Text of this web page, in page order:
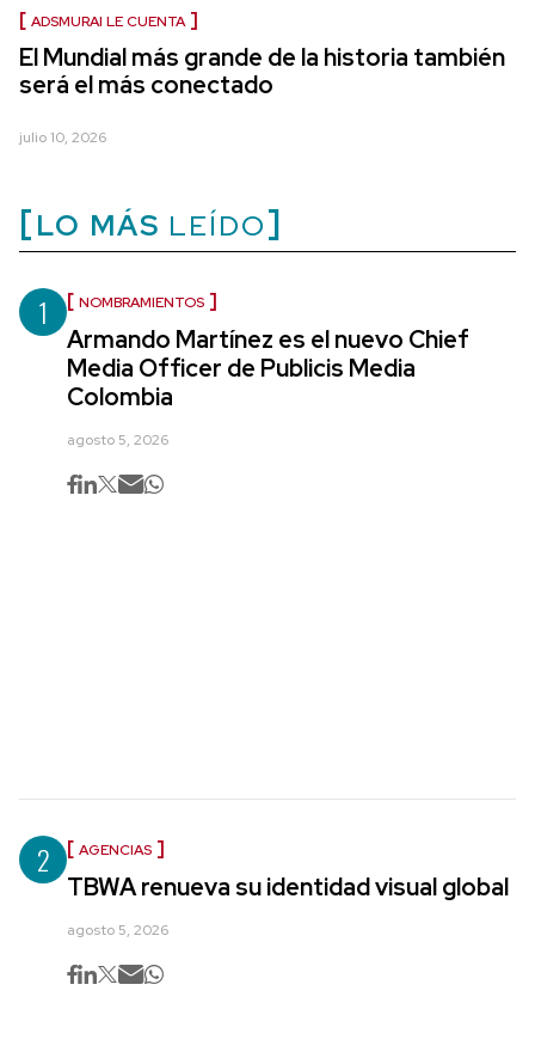
ADSMURAI LE CUENTA
El Mundial más grande de la historia también
será el más conectado
julio 10, 2026
LO MÁS LEÍDO
1 NOMBRAMIENTOS
Armando Martínez es el nuevo Chief
Media Officer de Publicis Media
Colombia
agosto 5, 2026
2 AGENCIAS
TBWA renueva su identidad visual global
agosto 5, 2026